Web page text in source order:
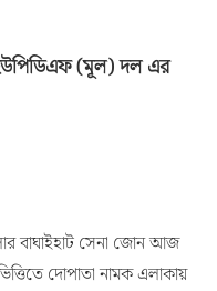
ইউপিডিএফ (মূল) দল এর
বাঘাইহাট সেনা জোন আজ
দোপাতা নামক এলাকায়